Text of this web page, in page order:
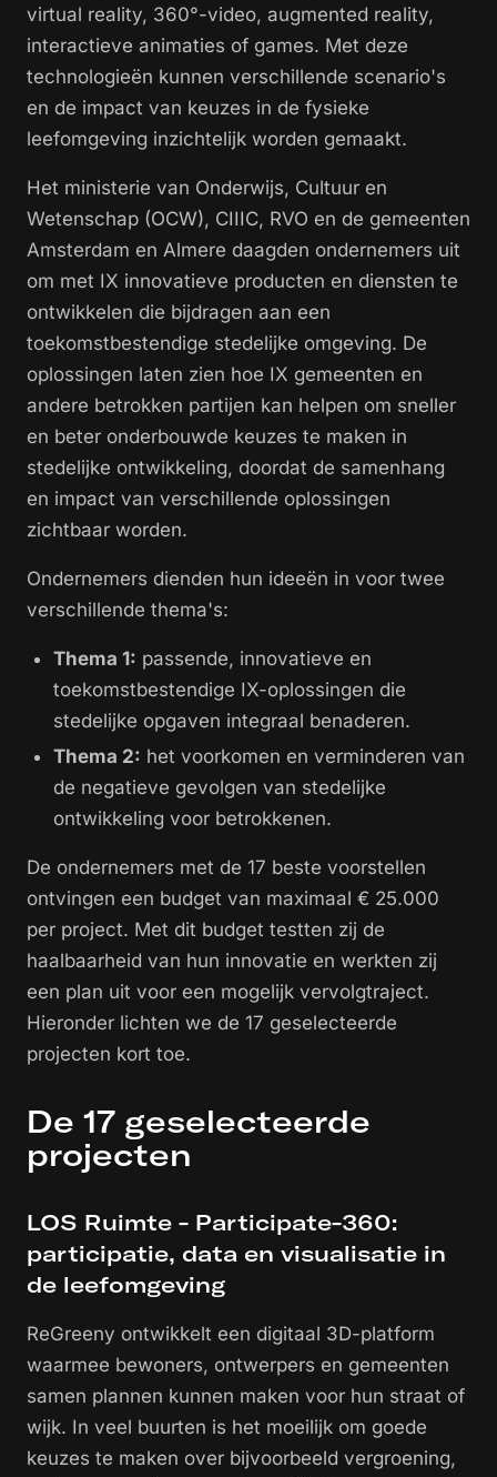
virtual reality, 360°-video, augmented reality,
interactieve animaties of games. Met deze
technologieën kunnen verschillende scenario's
en de impact van keuzes in de fysieke
leefomgeving inzichtelijk worden gemaakt.
Het ministerie van Onderwijs, Cultuur en
Wetenschap (OCW), CIIIC, RVO en de gemeenten
Amsterdam en Almere daagden ondernemers uit
om met IX innovatieve producten en diensten te
ontwikkelen die bijdragen aan een
toekomstbestendige stedelijke omgeving. De
oplossingen laten zien hoe IX gemeenten en
andere betrokken partijen kan helpen om sneller
en beter onderbouwde keuzes te maken in
stedelijke ontwikkeling, doordat de samenhang
en impact van verschillende oplossingen
zichtbaar worden.
Ondernemers dienden hun ideeën in voor twee
verschillende thema's:
Thema 1: passende, innovatieve en
toekomstbestendige IX-oplossingen die
stedelijke opgaven integraal benaderen.
Thema 2: het voorkomen en verminderen van
de negatieve gevolgen van stedelijke
ontwikkeling voor betrokkenen.
De ondernemers met de 17 beste voorstellen
ontvingen een budget van maximaal € 25.000
per project. Met dit budget testten zij de
haalbaarheid van hun innovatie en werkten zij
een plan uit voor een mogelijk vervolgtraject.
Hieronder lichten we de 17 geselecteerde
projecten kort toe.
De 17 geselecteerde
projecten
LOS Ruimte - Participate-360:
participatie, data en visualisatie in
de leefomgeving
ReGreeny ontwikkelt een digitaal 3D-platform
waarmee bewoners, ontwerpers en gemeenten
samen plannen kunnen maken voor hun straat of
wijk. In veel buurten is het moeilijk om goede
keuzes te maken over bijvoorbeeld vergroening,